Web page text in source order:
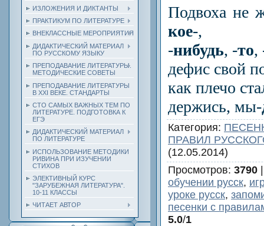
ИЗЛОЖЕНИЯ И ДИКТАНТЫ
ПРАКТИКУМ ПО ЛИТЕРАТУРЕ
ВНЕКЛАССНЫЕ МЕРОПРИЯТИЯ
ДИДАКТИЧЕСКИЙ МАТЕРИАЛ
ПО РУССКОМУ ЯЗЫКУ
ПРЕПОДАВАНИЕ ЛИТЕРАТУРЫ.
МЕТОДИЧЕСКИЕ СОВЕТЫ
ПРЕПОДАВАНИЕ ЛИТЕРАТУРЫ
В XXI ВЕКЕ. СТАНДАРТЫ
СТО САМЫХ ВАЖНЫХ ТЕМ ПО
ЛИТЕРАТУРЕ. ПОДГОТОВКА К
ЕГЭ
ДИДАКТИЧЕСКИЙ МАТЕРИАЛ
ПО ЛИТЕРАТУРЕ
ИСПОЛЬЗОВАНИЕ МЕТОДИКИ
РИВИНА ПРИ ИЗУЧЕНИИ
СТИХОВ
ЭЛЕКТИВНЫЙ КУРС
"ЗАРУБЕЖНАЯ ЛИТЕРАТУРА".
10-11 КЛАССЫ
ЧИТАЕТ АВТОР
Подвоха не
кое-,
-нибудь, -то,
дефис свой
как плечо
держись, мы-
Категория:
ПРАВИЛ
(12.05.2014)
Просмотров: 3790
обучении русск,
уроке русск,
песенки с
5.0/1